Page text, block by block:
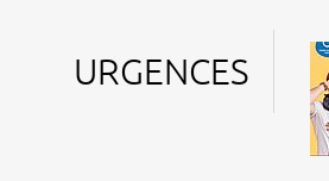
URGENCES